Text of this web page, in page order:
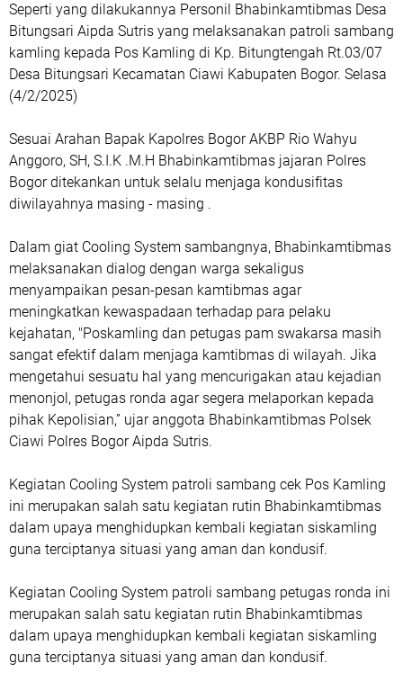
Seperti yang dilakukannya Personil Bhabinkamtibmas Desa
Bitungsari Aipda Sutris yang melaksanakan patroli sambang
kamling kepada Pos Kamling di Kp. Bitungtengah Rt.03/07
Desa Bitungsari Kecamatan Ciawi Kabupaten Bogor. Selasa
(4/2/2025)
Sesuai Arahan Bapak Kapolres Bogor AKBP Rio Wahyu
Anggoro, SH, S.I.K .M.H Bhabinkamtibmas jajaran Polres
Bogor ditekankan untuk selalu menjaga kondusifitas
diwilayahnya masing - masing .
Dalam giat Cooling System sambangnya, Bhabinkamtibmas
melaksanakan dialog dengan warga sekaligus
menyampaikan pesan-pesan kamtibmas agar
meningkatkan kewaspadaan terhadap para pelaku
kejahatan, "Poskamling dan petugas pam swakarsa masih
sangat efektif dalam menjaga kamtibmas di wilayah. Jika
mengetahui sesuatu hal yang mencurigakan atau kejadian
menonjol, petugas ronda agar segera melaporkan kepada
pihak Kepolisian,” ujar anggota Bhabinkamtibmas Polsek
Ciawi Polres Bogor Aipda Sutris.
Kegiatan Cooling System patroli sambang cek Pos Kamling
ini merupakan salah satu kegiatan rutin Bhabinkamtibmas
dalam upaya menghidupkan kembali kegiatan siskamling
guna terciptanya situasi yang aman dan kondusif.
Kegiatan Cooling System patroli sambang petugas ronda ini
merupakan salah satu kegiatan rutin Bhabinkamtibmas
dalam upaya menghidupkan kembali kegiatan siskamling
guna terciptanya situasi yang aman dan kondusif.